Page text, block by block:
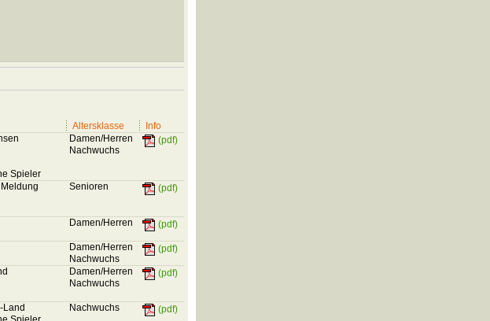
Altersklasse
Info
Spieler
Damen/Herren
Nachwuchs
(pdf)
Senioren (pdf)
Damen/Herren (pdf)
Damen/Herren
Nachwuchs
(pdf)
Damen/Herren
Nachwuchs
(pdf)
Land
Nachwuchs (pdf)